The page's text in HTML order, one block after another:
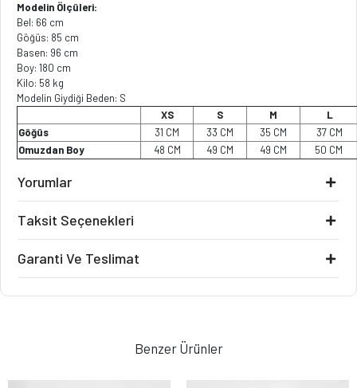
Modelin Ölçüleri:
Bel: 66 cm
Göğüs: 85 cm
Basen: 96 cm
Boy: 180 cm
Kilo: 58 kg
Modelin Giydiği Beden: S
XS
S M
L
Göğüs
31 CM 33 CM 35 CM
37 CM
Omuzdan Boy
48 CM 49 CM 49 CM 50 CM
Yorumlar
Taksit Seçenekleri
Garanti Ve Teslimat
Benzer Ürünler